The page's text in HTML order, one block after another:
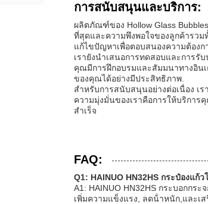
การสนับสนุนและบริการ:
ผลิตภัณฑ์ของ Hollow Glass
ที่สุดและความพึงพอใจของลูกค้ารว
แก้ไขปัญหาเพื่อตอบสนองความต้องก
เรายังนําเสนอการทดสอบและการรั
คุณมีการฝึกอบรมและสัมมนาทางอิน
ของคุณได้อย่างมีประสิทธิภาพ.
สําหรับการสนับสนุนอย่างต่อเนื่อง เ
ความมุ่งมั่นของเราคือการให้บริกา
สําเร็จ
FAQ:
Q1: HAINUO HN32HS กระป๋องแก้
A1: HAINUO HN32HS กระบอกกร
เพิ่มความแข็งแรง, ลดน้ําหนัก,และเ